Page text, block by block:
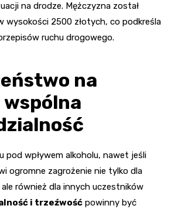
na drodze. Mężczyzna został
wysokości 2500 złotych, co podkreśla
ruchu drogowego.
na
pod wpływem alkoholu, nawet jeśli
ogromne zagrożenie nie tylko dla
również dla innych uczestników
i trzeźwość powinny być